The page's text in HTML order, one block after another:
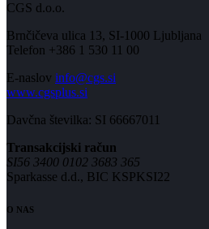
CGS d.o.o.
Brnčičeva ulica 13, SI-1000 Ljubljana
Telefon +386 1 530 11 00
E-naslov info@cgs.si
www.cgsplus.si
Davčna številka: SI 66667011
Transakcijski račun
SI56 3400 0102 3683 365
Sparkasse d.d., BIC KSPKSI22
O NAS